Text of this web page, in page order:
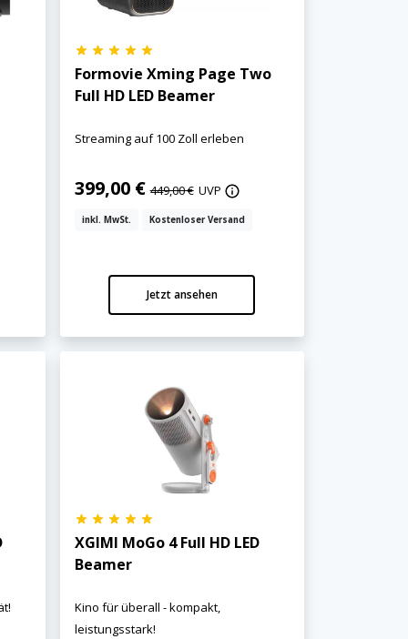
Formovie Xming Page Two
Full HD LED Beamer
Streaming auf 100 Zoll erleben
399,00 €449,00 € UVP
inkl. MwSt. Kostenloser Versand
Jetzt ansehen
XGIMI MoGo 4 Full HD LED
Beamer
Kino für überall - kompakt,
leistungsstark!